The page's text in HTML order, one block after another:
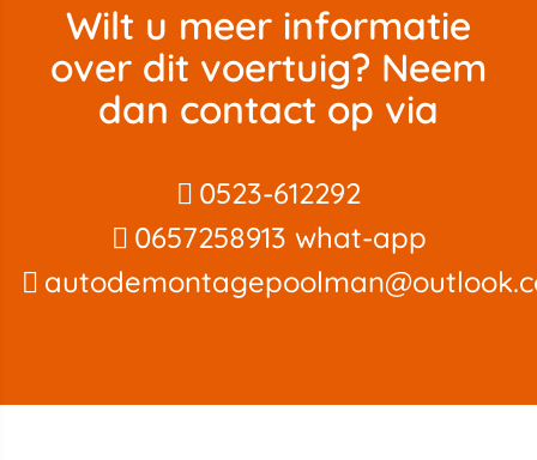
Wilt u meer informatie
over dit voertuig? Neem
dan contact op via
0523-612292
0657258913 what-app